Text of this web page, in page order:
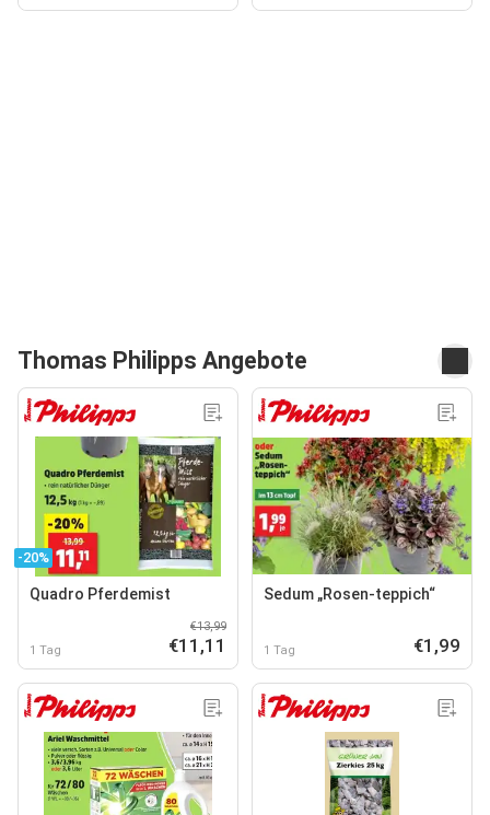
Thomas Philipps Angebote
-20%
Quadro Pferdemist
1 Tag
€13,99
€11,11
Sedum „Rosen-teppich“
1 Tag €1,99